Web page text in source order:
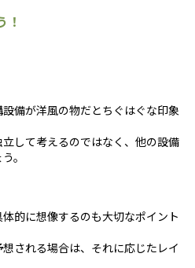
！
備が洋風の物だとちぐはぐな印象
して考えるのではなく、他の設備
。
的に想像するのも大切なポイント
される場合は、それに応じたレイ